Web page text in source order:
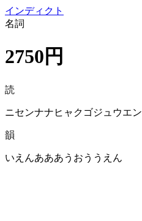
インディクト
名詞
2750円
読
ニセンナナヒャクゴジュウエン
韻
いえんあああうおううえん